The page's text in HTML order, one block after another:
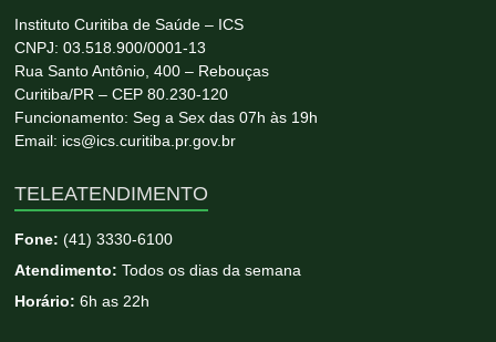
Instituto Curitiba de Saúde – ICS
CNPJ: 03.518.900/0001-13
Rua Santo Antônio, 400 – Rebouças
Curitiba/PR – CEP 80.230-120
Funcionamento: Seg a Sex das 07h às 19h
Email: ics@ics.curitiba.pr.gov.br
TELEATENDIMENTO
Fone:(41) 3330-6100
Atendimento: Todos os dias da semana
Horário: 6h as 22h